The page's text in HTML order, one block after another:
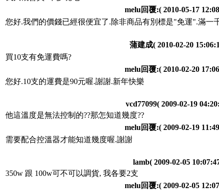
melu回覆:( 2010-05-17
您好.我們的價錢已經很便宜了.除非商品有別標是"免運".滿一
蒲建成( 2010-02-20
買10支有免運費嗎?
melu回覆:( 2010-02-20
您好.10支的運費是90元喔.謝謝.新年快樂
vcd77099( 2009-02-19
他這溫度是無法控制的??那怎知道幾度??
melu回覆:( 2009-02-19
需要配合控溫器才能知道幾度喔.謝謝
lamb( 2009-02-05
350w 跟 100w可不可以調貨, 我各要2支
melu回覆:( 2009-02-05